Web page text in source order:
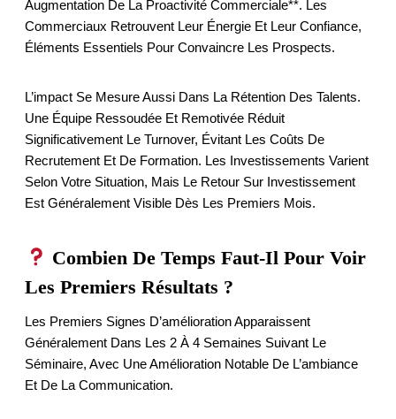
Augmentation De La Proactivité Commerciale**. Les
Commerciaux Retrouvent Leur Énergie Et Leur Confiance,
Éléments Essentiels Pour Convaincre Les Prospects.
L’impact Se Mesure Aussi Dans La Rétention Des Talents.
Une Équipe Ressoudée Et Remotivée Réduit
Significativement Le Turnover, Évitant Les Coûts De
Recrutement Et De Formation. Les Investissements Varient
Selon Votre Situation, Mais Le Retour Sur Investissement
Est Généralement Visible Dès Les Premiers Mois.
Combien De Temps Faut-Il Pour Voir
Les Premiers Résultats ?
Les Premiers Signes D’amélioration Apparaissent
Généralement Dans Les 2 À 4 Semaines Suivant Le
Séminaire, Avec Une Amélioration Notable De L’ambiance
Et De La Communication.